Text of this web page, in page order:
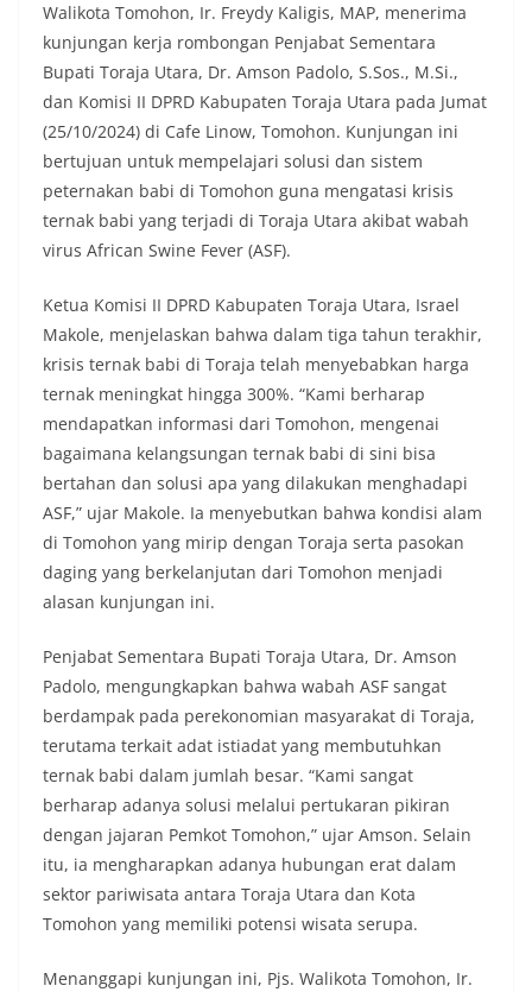
Walikota Tomohon, Ir. Freydy Kaligis, MAP, menerima
kunjungan kerja rombongan Penjabat Sementara
Bupati Toraja Utara, Dr. Amson Padolo, S.Sos., M.Si.,
dan Komisi II DPRD Kabupaten Toraja Utara pada Jumat
(25/10/2024) di Cafe Linow, Tomohon. Kunjungan ini
bertujuan untuk mempelajari solusi dan sistem
peternakan babi di Tomohon guna mengatasi krisis
ternak babi yang terjadi di Toraja Utara akibat wabah
virus African Swine Fever (ASF).
Ketua Komisi II DPRD Kabupaten Toraja Utara, Israel
Makole, menjelaskan bahwa dalam tiga tahun terakhir,
krisis ternak babi di Toraja telah menyebabkan harga
ternak meningkat hingga 300%. “Kami berharap
mendapatkan informasi dari Tomohon, mengenai
bagaimana kelangsungan ternak babi di sini bisa
bertahan dan solusi apa yang dilakukan menghadapi
ASF,” ujar Makole. Ia menyebutkan bahwa kondisi alam
di Tomohon yang mirip dengan Toraja serta pasokan
daging yang berkelanjutan dari Tomohon menjadi
alasan kunjungan ini.
Penjabat Sementara Bupati Toraja Utara, Dr. Amson
Padolo, mengungkapkan bahwa wabah ASF sangat
berdampak pada perekonomian masyarakat di Toraja,
terutama terkait adat istiadat yang membutuhkan
ternak babi dalam jumlah besar. “Kami sangat
berharap adanya solusi melalui pertukaran pikiran
dengan jajaran Pemkot Tomohon,” ujar Amson. Selain
itu, ia mengharapkan adanya hubungan erat dalam
sektor pariwisata antara Toraja Utara dan Kota
Tomohon yang memiliki potensi wisata serupa.
Menanggapi kunjungan ini, Pjs. Walikota Tomohon, Ir.